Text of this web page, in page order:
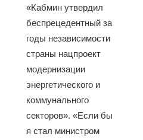
«Кабмин утвердил
беспрецедентный за
годы независимости
страны нацпроект
модернизации
энергетического и
коммунального
секторов». «Если бы
я стал министром